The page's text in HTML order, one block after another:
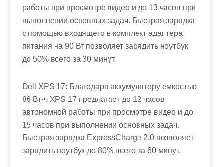
работы при просмотре видео и до 13 часов при
выполнении основных задач. Быстрая зарядка
с помощью входящего в комплект адаптера
питания на 90 Вт позволяет зарядить ноутбук
до 50% всего за 30 минут.
Dell XPS 17: Благодаря аккумулятору емкостью
86 Вт·ч XPS 17 предлагает до 12 часов
автономной работы при просмотре видео и до
15 часов при выполнении основных задач.
Быстрая зарядка ExpressCharge 2.0 позволяет
зарядить ноутбук до 80% всего за 60 минут.